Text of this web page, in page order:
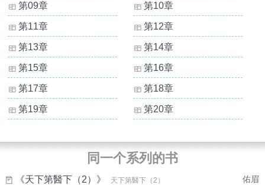
第09章 第10章
第11章 第12章
第13章 第14章
第15章 第16章
第17章 第18章
第19章 第20章
同一个系列的书
佑眉
《天下第醫下（2）》 天下第醫下（2）